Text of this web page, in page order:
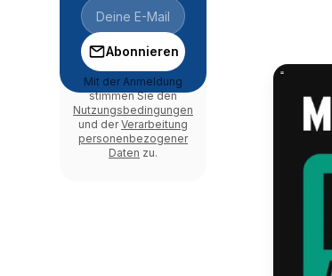
Abonnieren
Mit der Anmeldung
stimmen Sie den
Nutzungsbedingungen
und derVerarbeitung
personenbezogener
Daten zu.